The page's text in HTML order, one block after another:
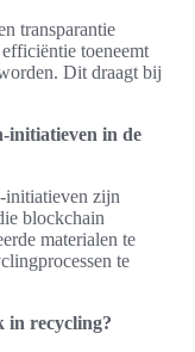
transparantie
toeneemt
Dit draagt bij
initiatieven in de
initiatieven zijn
blockchain
materialen te
te
in recycling?